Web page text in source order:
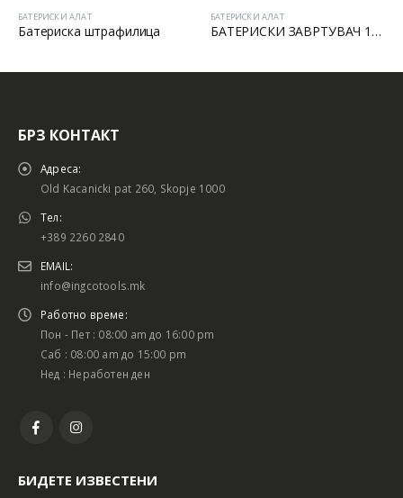
БАТЕРИСКИ АЛАТ
Батериска штрафилица
БАТЕРИСКИ АЛАТ
БАТЕРИСКИ ЗАВРТУВАЧ 12V LI-ION
БРЗ КОНТАКТ
Адреса:
Old Kacanicki pat 260, Skopje 1000
Тел:
+389 2260 2840
EMAIL:
info@ingcotools.mk
Работно време:
Пон - Пет : 08:00 am до 16:00 pm
Саб : 08:00 am до 15:00 pm
Нед : Неработен ден
БИДЕТЕ ИЗВЕСТЕНИ